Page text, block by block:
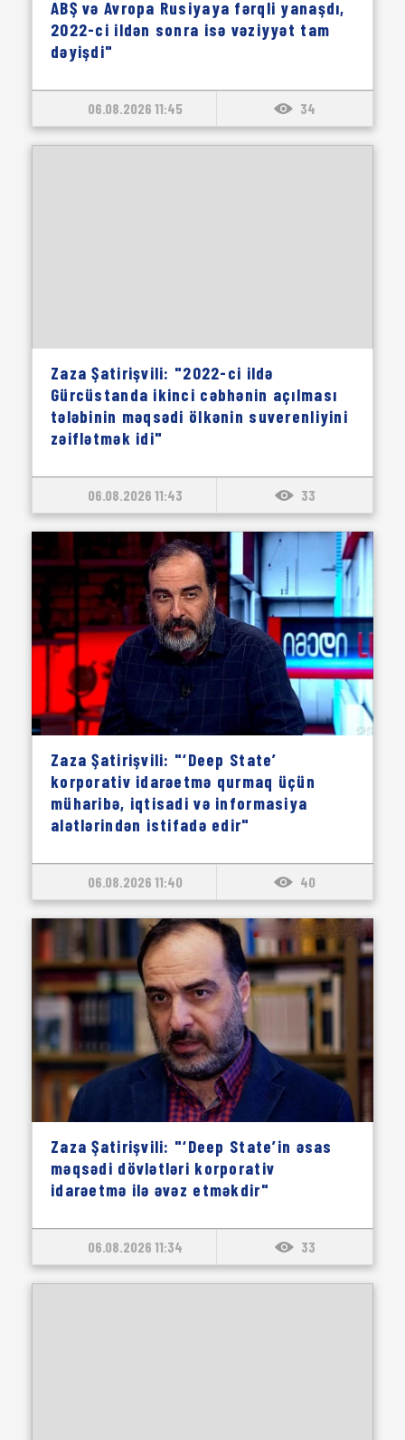
ABŞ və Avropa Rusiyaya fərqli yanaşdı,
2022-ci ildən sonra isə vəziyyət tam
dəyişdi"
06.08.2026 11:45 34
Zaza Şatirişvili: "2022-ci ildə
Gürcüstanda ikinci cəbhənin açılması
tələbinin məqsədi ölkənin suverenliyini
zəiflətmək idi"
06.08.2026 11:43 33
Zaza Şatirişvili: "‘Deep State’
korporativ idarəetmə qurmaq üçün
müharibə, iqtisadi və informasiya
alətlərindən istifadə edir"
06.08.2026 11:40 40
Zaza Şatirişvili: "‘Deep State’in əsas
məqsədi dövlətləri korporativ
idarəetmə ilə əvəz etməkdir"
06.08.2026 11:34 33